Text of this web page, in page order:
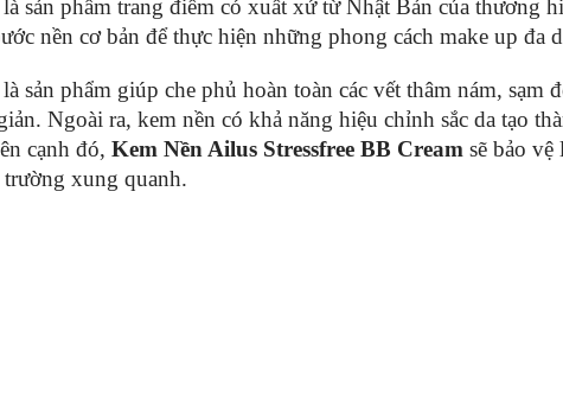
là sản phẩm trang điểm có xuất xứ từ Nhật Bản của thương
nền cơ bản để thực hiện những phong cách make up đa
là sản phẩm giúp che phủ hoàn toàn các vết thâm nám,
Ngoài ra, kem nền có khả năng hiệu chỉnh sắc da tạo
cạnh đó, Kem Nền Ailus Stressfree BB Cream sẽ bảo vệ
xung quanh.